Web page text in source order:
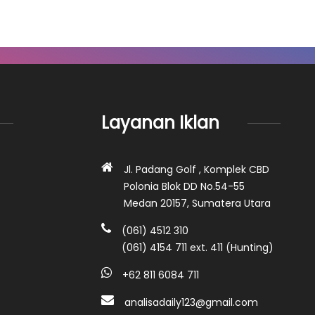
Layanan Iklan
Jl. Padang Golf , Komplek CBD
Polonia Blok DD No.54-55
Medan 20157, Sumatera Utara
(061) 4512 310
(061) 4154 711 ext. 411 (Hunting)
+62 811 6084 711
analisadaily123@gmail.com